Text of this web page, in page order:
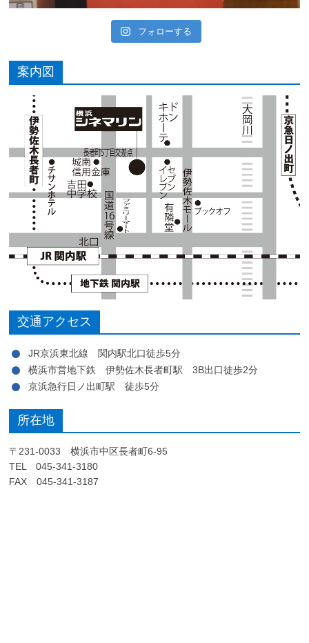
フォローする
案内図
交通アクセス
JR京浜東北線 関内駅北口徒歩5分
横浜市営地下鉄 伊勢佐木長者町駅 3B出口徒歩2分
京浜急行日ノ出町駅 徒歩5分
所在地
〒231-0033 横浜市中区長者町6-95
TEL 045-341-3180
FAX 045-341-3187